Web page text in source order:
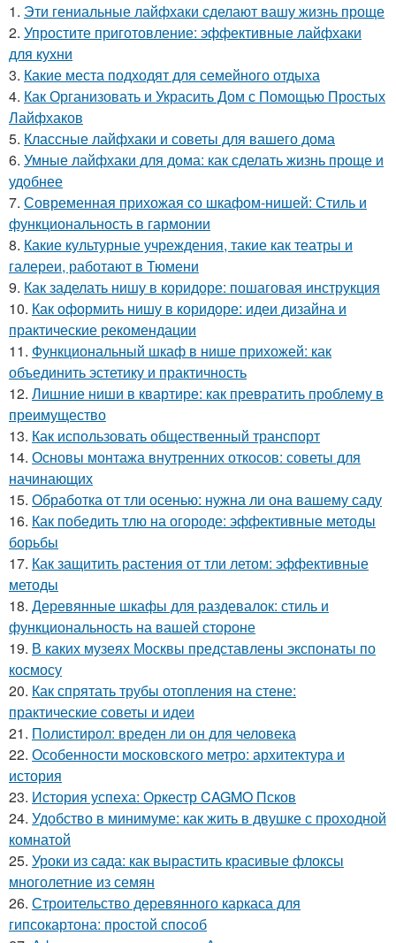
1. Эти гениальные лайфхаки сделают вашу жизнь проще
2. Упростите приготовление: эффективные лайфхаки
для кухни
3. Какие места подходят для семейного отдыха
4. Как Организовать и Украсить Дом с Помощью Простых
Лайфхаков
5. Классные лайфхаки и советы для вашего дома
6. Умные лайфхаки для дома: как сделать жизнь проще и
удобнее
7. Современная прихожая со шкафом-нишей: Стиль и
функциональность в гармонии
8. Какие культурные учреждения, такие как театры и
галереи, работают в Тюмени
9. Как заделать нишу в коридоре: пошаговая инструкция
10. Как оформить нишу в коридоре: идеи дизайна и
практические рекомендации
11. Функциональный шкаф в нише прихожей: как
объединить эстетику и практичность
12. Лишние ниши в квартире: как превратить проблему в
преимущество
13. Как использовать общественный транспорт
14. Основы монтажа внутренних откосов: советы для
начинающих
15. Обработка от тли осенью: нужна ли она вашему саду
16. Как победить тлю на огороде: эффективные методы
борьбы
17. Как защитить растения от тли летом: эффективные
методы
18. Деревянные шкафы для раздевалок: стиль и
функциональность на вашей стороне
19. В каких музеях Москвы представлены экспонаты по
космосу
20. Как спрятать трубы отопления на стене:
практические советы и идеи
21. Полистирол: вреден ли он для человека
22. Особенности московского метро: архитектура и
история
23. История успеха: Оркестр CAGMO Псков
24. Удобство в минимуме: как жить в двушке с проходной
комнатой
25. Уроки из сада: как вырастить красивые флоксы
многолетние из семян
26. Строительство деревянного каркаса для
гипсокартона: простой способ